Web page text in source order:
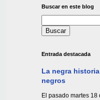
Buscar en este blog
Entrada destacada
La negra
negros
El pasado martes